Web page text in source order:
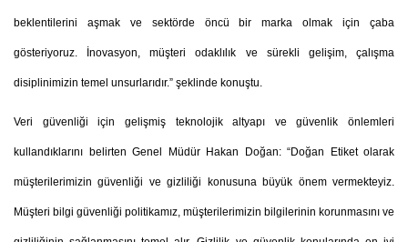
beklentilerini aşmak ve sektörde öncü bir marka olmak için çaba
gösteriyoruz. İnovasyon, müşteri odaklılık ve sürekli gelişim, çalışma
disiplinimizin temel unsurlarıdır.” şeklinde konuştu.
Veri güvenliği için gelişmiş teknolojik altyapı ve güvenlik önlemleri
kullandıklarını belirten Genel Müdür Hakan Doğan: “Doğan Etiket olarak
müşterilerimizin güvenliği ve gizliliği konusuna büyük önem vermekteyiz.
Müşteri bilgi güvenliği politikamız, müşterilerimizin bilgilerinin korunmasını ve